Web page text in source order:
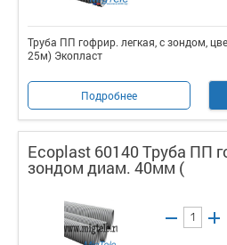
Труба ПП гофрир. легкая, с зондом,
25м) Экопласт
Подробнее
Ecoplast 60140 Труба ПП
зондом диам. 40мм (